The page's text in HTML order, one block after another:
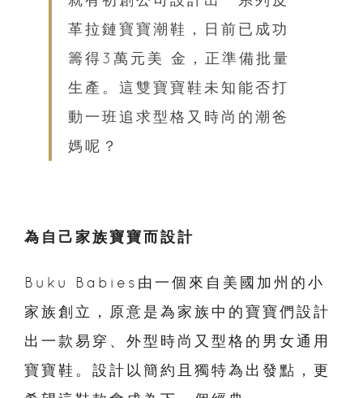
革拉鏈寶寶潮鞋，日前已成功
籌得3萬元美 金，正準備批量
生產。這雙寶寶鞋未知能否打
動一班追求型格又時尚的潮爸
媽呢？
為自己家族寶寶而設計
Buku Babies由一個來自美國加州的小
家族創立，原意是為家族中的寶寶們設計
出一款易穿、外型時尚又型格的男女通用
寶寶鞋。設計以簡約且獨特為出發點，更